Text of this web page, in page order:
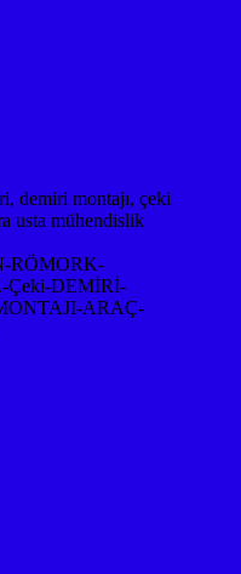
RÖMORK-
DEMİRİ-
ARAÇ-